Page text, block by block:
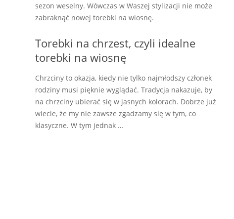
sezon weselny. Wówczas w Waszej stylizacji nie może
zabraknąć nowej torebki na wiosnę.
Torebki na chrzest, czyli idealne
torebki na wiosnę
Chrzciny to okazja, kiedy nie tylko najmłodszy członek
rodziny musi pięknie wyglądać. Tradycja nakazuje, by
na chrzciny ubierać się w jasnych kolorach. Dobrze już
wiecie, że my nie zawsze zgadzamy się w tym, co
klasyczne. W tym jednak …